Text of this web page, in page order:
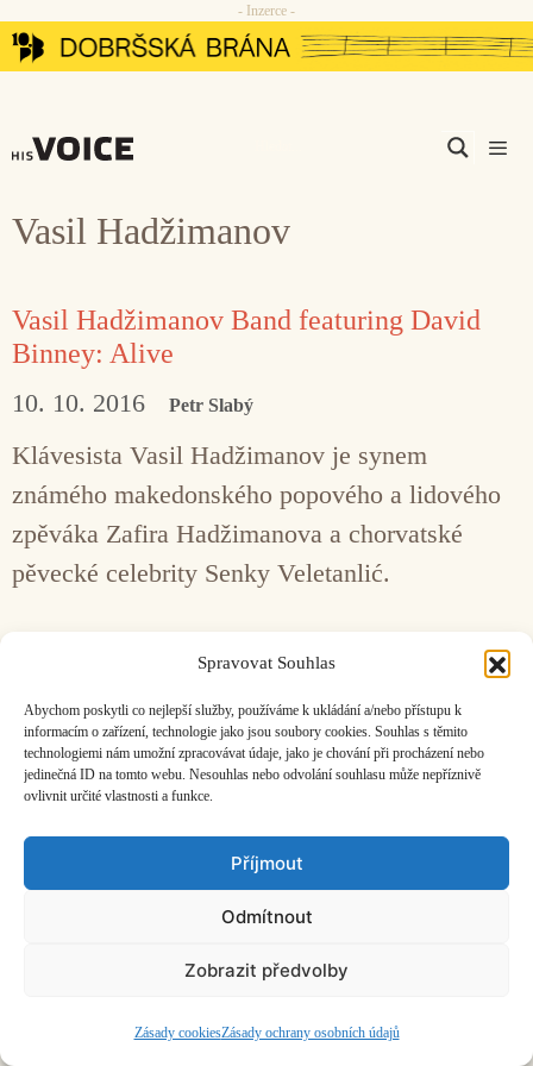
Spravovat Souhlas
Abychom poskytli co nejlepší služby, používáme k ukládání a/nebo přístupu k
informacím o zařízení, technologie jako jsou soubory cookies. Souhlas s těmito
technologiemi nám umožní zpracovávat údaje, jako je chování při procházení nebo
jedinečná ID na tomto webu. Nesouhlas nebo odvolání souhlasu může nepříznivě
ovlivnit určité vlastnosti a funkce.
Příjmout
Odmítnout
Zobrazit předvolby
Zásady cookiesZásady ochrany osobních údajů
Přeskočit
na
- Inzerce -
Vasil Hadžimanov
Vasil Hadžimanov Band featuring David
Binney: Alive
10. 10. 2016 Petr Slabý
Klávesista Vasil Hadžimanov je synem
známého makedonského popového a lidového
zpěváka Zafira Hadžimanova a chorvatské
pěvecké celebrity Senky Veletanlić.
Facebook
Bandcamp
Mail
©2026 HISvoice – design a admin